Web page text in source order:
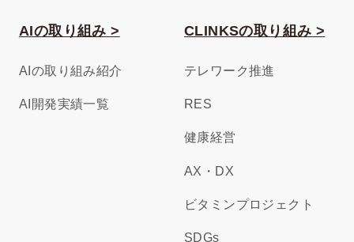
AIの取り組み >
AIの取り組み紹介
AI開発実績一覧
CLINKSの取り組み >
テレワーク推進
RES
健康経営
AX・DX
ビタミンプロジェクト
SDGs